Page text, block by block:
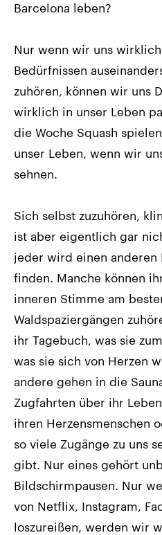
Barcelona leben?
Nur wenn wir uns
Bedürfnissen
zuhören, können wir uns
wirklich in unser Leben
die Woche Squash
unser Leben, wenn wir
sehnen.
Sich selbst zuzuhören,
ist aber eigentlich gar
jeder wird einen anderen
finden. Manche können
inneren Stimme am
Waldspaziergängen
ihr Tagebuch, was sie
was sie sich von Herzen
andere gehen in die
Zugfahrten über ihr
ihren Herzensmenschen
so viele Zugänge zu uns
gibt. Nur eines gehört
Bildschirmpausen. Nur
von Netflix, Instagram,
loszureißen, werden wir